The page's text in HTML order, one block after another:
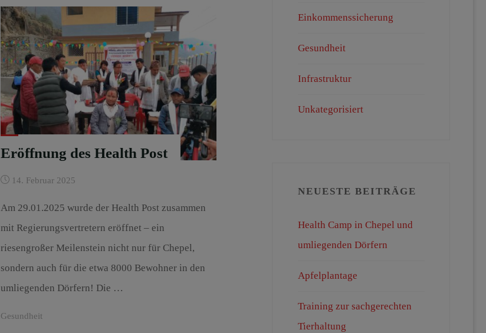
Eröffnung des Health Post
14. Februar 2025
Am 29.01.2025 wurde der Health Post zusammen
mit Regierungsvertretern eröffnet – ein
riesengroßer Meilenstein nicht nur für Chepel,
sondern auch für die etwa 8000 Bewohner in den
umliegenden Dörfern! Die …
Gesundheit
Einkommenssicherung
Gesundheit
Infrastruktur
Unkategorisiert
NEUESTE BEITRÄGE
Health Camp in Chepel und
umliegenden Dörfern
Apfelplantage
Training zur sachgerechten
Tierhaltung